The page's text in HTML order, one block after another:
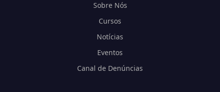
Sobre Nós
Cursos
Notícias
Eventos
Canal de Denúncias